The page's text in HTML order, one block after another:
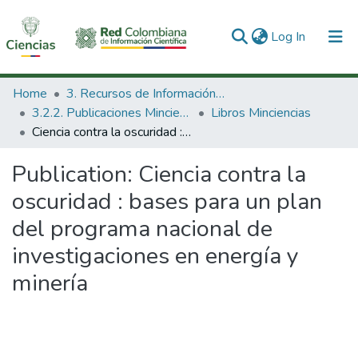
Log In (current)
Communities & Collections
All of DSpace
Home
3. Recursos de Información Científica y Tecnológica
3.2.2. Publicaciones Minciencias
Libros Minciencias
Ciencia contra la oscuridad : bases para un plan del programa nacional de investigaciones en energía y minería
Publication: Ciencia contra la
oscuridad : bases para un plan
del programa nacional de
investigaciones en energía y
minería